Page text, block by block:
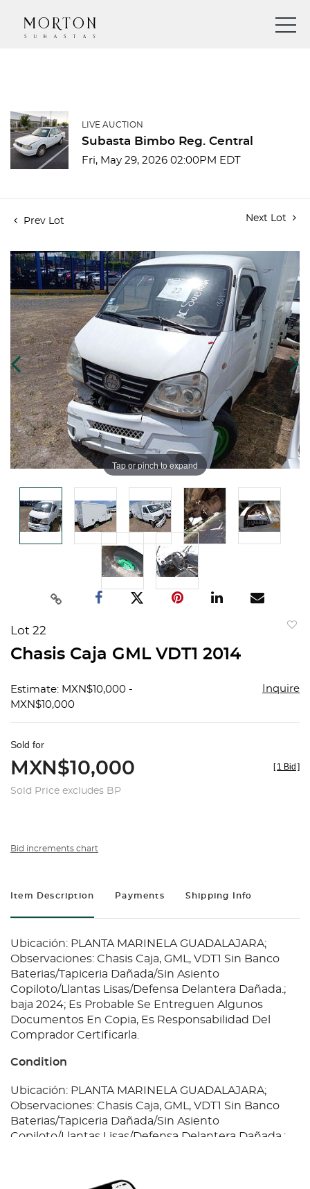
LIVE AUCTION
Subasta Bimbo Reg. Central
Fri, May 29, 2026 02:00PM EDT
Prev Lot Next Lot
Tap or pinch to expand
Lot 22
Chasis Caja GML VDT1 2014
Estimate: MXN$10,000 -
MXN$10,000
Inquire
Sold for
MXN$10,000
Sold Price excludes BP
[ 1 Bid ]
Bid increments chart
Item Description Payments Shipping Info
Ubicación: PLANTA MARINELA GUADALAJARA;
Observaciones: Chasis Caja, GML, VDT1 Sin Banco
Baterias/Tapiceria Dañada/Sin Asiento
Copiloto/Llantas Lisas/Defensa Delantera Dañada.;
baja 2024; Es Probable Se Entreguen Algunos
Documentos En Copia, Es Responsabilidad Del
Comprador Certificarla.
Condition
Ubicación: PLANTA MARINELA GUADALAJARA;
Observaciones: Chasis Caja, GML, VDT1 Sin Banco
Baterias/Tapiceria Dañada/Sin Asiento
Copiloto/Llantas Lisas/Defensa Delantera Dañada.;
Comprador Certificarla.